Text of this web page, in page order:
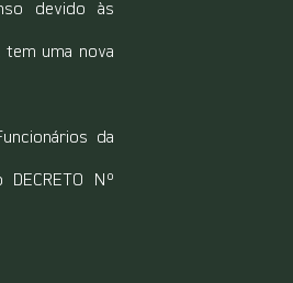
devido às
tem uma nova
da
Nº